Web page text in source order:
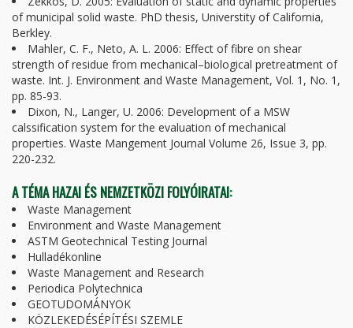
of municipal solid waste. PhD thesis, Universtity of California,
Berkley.
Mahler, C. F., Neto, A. L. 2006: Effect of fibre on shear
strength of residue from mechanical–biological pretreatment of
waste. Int. J. Environment and Waste Management, Vol. 1, No. 1,
pp. 85-93.
Dixon, N., Langer, U. 2006: Development of a MSW
calssification system for the evaluation of mechanical
properties. Waste Mangement Journal Volume 26, Issue 3, pp.
220-232.
A TÉMA HAZAI ÉS NEMZETKÖZI FOLYÓIRATAI:
Waste Management
Environment and Waste Management
ASTM Geotechnical Testing Journal
Hulladékonline
Waste Management and Research
Periodica Polytechnica
GEOTUDOMÁNYOK
KÖZLEKEDÉSÉPÍTÉSI SZEMLE